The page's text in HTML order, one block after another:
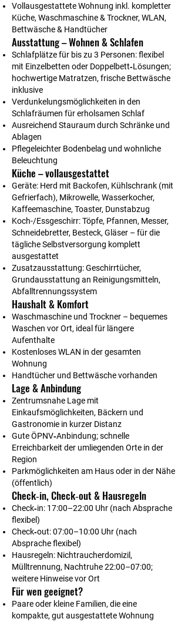
Vollausgestattete Wohnung inkl. kompletter
Küche, Waschmaschine & Trockner, WLAN,
Bettwäsche & Handtücher
Ausstattung – Wohnen & Schlafen
Schlafplätze für bis zu 3 Personen: flexibel
mit Einzelbetten oder Doppelbett‑Lösungen;
hochwertige Matratzen, frische Bettwäsche
inklusive
Verdunkelungsmöglichkeiten in den
Schlafräumen für erholsamen Schlaf
Ausreichend Stauraum durch Schränke und
Ablagen
Pflegeleichter Bodenbelag und wohnliche
Beleuchtung
Küche – vollausgestattet
Geräte: Herd mit Backofen, Kühlschrank (mit
Gefrierfach), Mikrowelle, Wasserkocher,
Kaffeemaschine, Toaster, Dunstabzug
Koch-/Essgeschirr: Töpfe, Pfannen, Messer,
Schneidebretter, Besteck, Gläser – für die
tägliche Selbstversorgung komplett
ausgestattet
Zusatzausstattung: Geschirrtücher,
Grundausstattung an Reinigungsmitteln,
Abfalltrennungssystem
Haushalt & Komfort
Waschmaschine und Trockner – bequemes
Waschen vor Ort, ideal für längere
Aufenthalte
Kostenloses WLAN in der gesamten
Wohnung
Handtücher und Bettwäsche vorhanden
Lage & Anbindung
Zentrumsnahe Lage mit
Einkaufsmöglichkeiten, Bäckern und
Gastronomie in kurzer Distanz
Gute ÖPNV‑Anbindung; schnelle
Erreichbarkeit der umliegenden Orte in der
Region
Parkmöglichkeiten am Haus oder in der Nähe
(öffentlich)
Check‑in, Check‑out & Hausregeln
Check‑in: 17:00–22:00 Uhr (nach Absprache
flexibel)
Check‑out: 07:00–10:00 Uhr (nach
Absprache flexibel)
Hausregeln: Nichtraucherdomizil,
Mülltrennung, Nachtruhe 22:00–07:00;
weitere Hinweise vor Ort
Für wen geeignet?
Paare oder kleine Familien, die eine
kompakte, gut ausgestattete Wohnung